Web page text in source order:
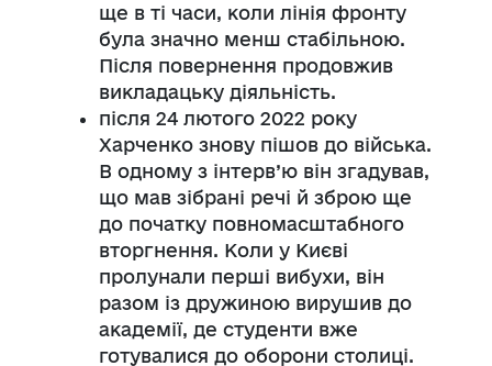
ще в ті часи, коли лінія фронту
була значно менш стабільною.
Після повернення продовжив
викладацьку діяльність.
після 24 лютого 2022 року
Харченко знову пішов до війська.
В одному з інтерв’ю він згадував,
що мав зібрані речі й зброю ще
до початку повномасштабного
вторгнення. Коли у Києві
пролунали перші вибухи, він
разом із дружиною вирушив до
академії, де студенти вже
готувалися до оборони столиці.